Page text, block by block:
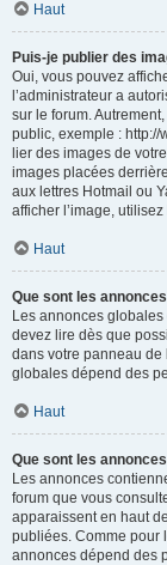
Haut
Puis-je publier des
Oui, vous pouvez
l’administrateur a
sur le forum.
public, exemple : http://
lier des images de
images placées
aux lettres Hotmail ou
afficher l’image,
Haut
Que sont les
Les annonces
devez lire dès que
dans votre panneau de
globales dépend des
Haut
Que sont les
Les annonces
forum que vous
apparaissent en haut
publiées. Comme pour
annonces dépend des